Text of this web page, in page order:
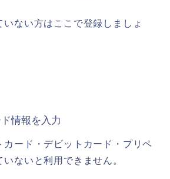
ない方はここで登録しましょ
情報を入力
カード・デビットカード・プリペ
ないと利用できません。